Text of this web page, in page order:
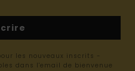
les nouveaux inscrits -
dans l'email de bienvenue